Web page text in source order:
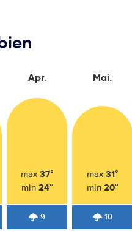
Apr.
max 37°
min 24°
9
Mai.
max 31°
min 20°
10